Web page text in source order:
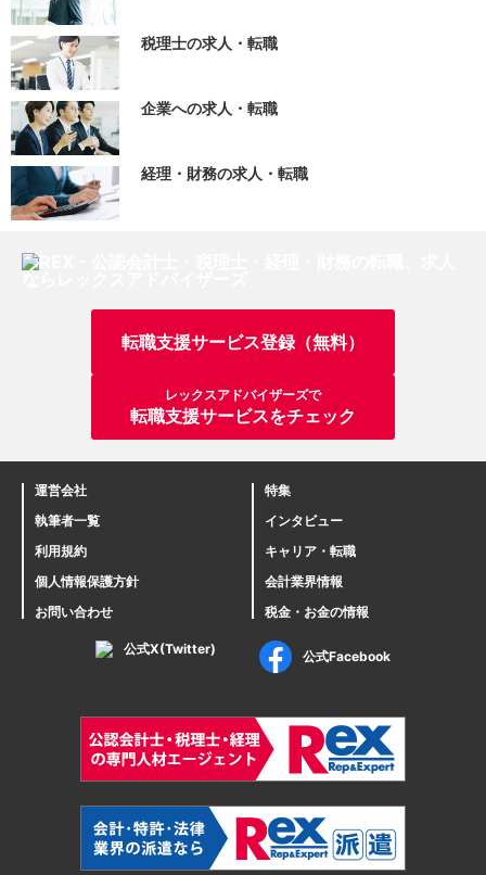
税理士の求人・転職
企業への求人・転職
経理・財務の求人・転職
転職支援サービス登録（無料）
レックスアドバイザーズで
転職支援サービスをチェック
運営会社
執筆者一覧
利用規約
個人情報保護方針
お問い合わせ
特集
インタビュー
キャリア・転職
会計業界情報
税金・お金の情報
公式X(Twitter) 公式Facebook